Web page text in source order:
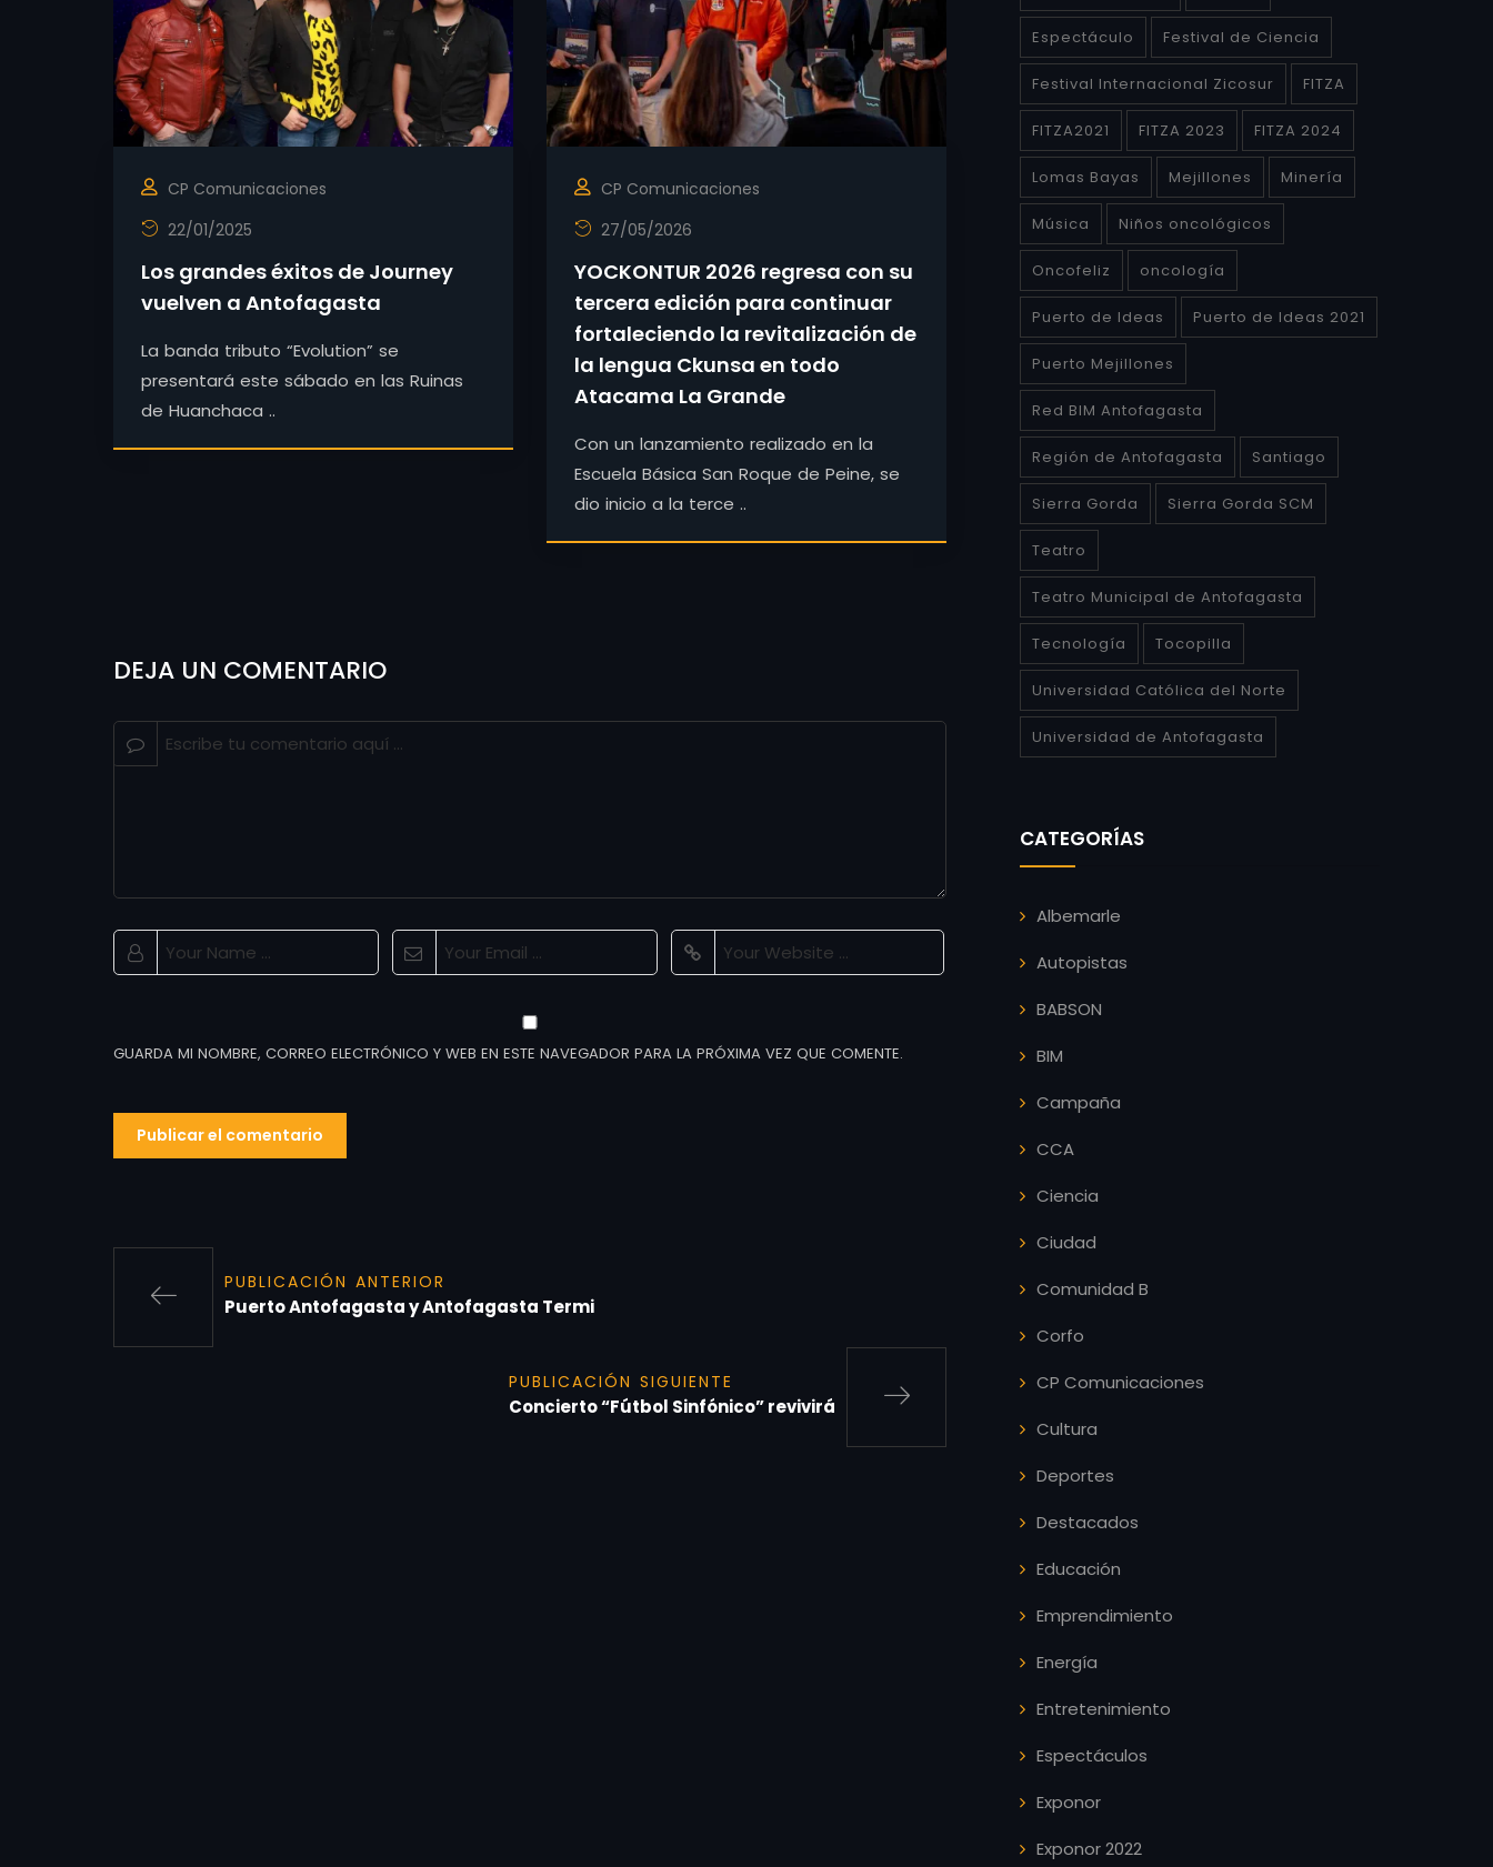
CP Comunicaciones
22/01/2025
Los grandes éxitos de Journey
vuelven a Antofagasta
La banda tributo “Evolution” se
presentará este sábado en las Ruinas
de Huanchaca ..
CP Comunicaciones
27/05/2026
YOCKONTUR 2026 regresa con su
tercera edición para continuar
fortaleciendo la revitalización de
la lengua Ckunsa en todo
Atacama La Grande
Con un lanzamiento realizado en la
Escuela Básica San Roque de Peine, se
dio inicio a la terce ..
DEJA UN COMENTARIO
GUARDA MI NOMBRE, CORREO ELECTRÓNICO Y WEB EN ESTE NAVEGADOR PARA LA PRÓXIMA VEZ QUE COMENTE.
PUBLICACIÓN ANTERIOR
Puerto Antofagasta y Antofagasta Termi
PUBLICACIÓN SIGUIENTE
Concierto “Fútbol Sinfónico” revivirá
Espectáculo Festival de Ciencia
Festival Internacional Zicosur FITZA
FITZA2021 FITZA 2023 FITZA 2024
Lomas Bayas Mejillones Minería
Música Niños oncológicos
Oncofeliz oncología
Puerto de Ideas Puerto de Ideas 2021
Puerto Mejillones
Red BIM Antofagasta
Región de Antofagasta Santiago
Sierra Gorda Sierra Gorda SCM
Teatro
Teatro Municipal de Antofagasta
Tecnología Tocopilla
Universidad Católica del Norte
Universidad de Antofagasta
CATEGORÍAS
Albemarle
Autopistas
BABSON
BIM
Campaña
CCA
Ciencia
Ciudad
Comunidad B
Corfo
CP Comunicaciones
Cultura
Deportes
Destacados
Educación
Emprendimiento
Energía
Entretenimiento
Espectáculos
Exponor
Exponor 2022